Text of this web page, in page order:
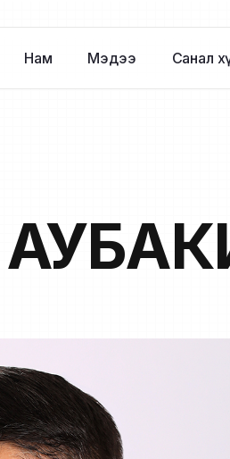
Нам Мэдээ Санал